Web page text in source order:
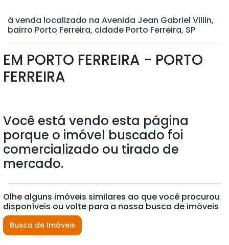
à venda localizado na Avenida Jean Gabriel Villin,
bairro Porto Ferreira, cidade Porto Ferreira, SP
EM PORTO FERREIRA - PORTO
FERREIRA
Você está vendo esta página
porque o imóvel buscado foi
comercializado ou tirado de
mercado.
Olhe alguns imóveis similares ao que você procurou
disponíveis ou volte para a nossa busca de imóveis
Busca de Imóveis